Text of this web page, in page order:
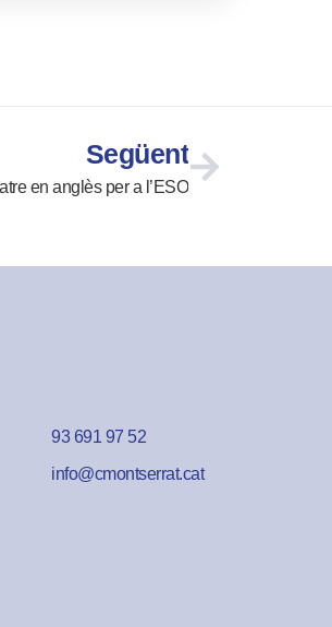
Següent
en anglès per a l’ESO
93 691 97 52
info@cmontserrat.cat